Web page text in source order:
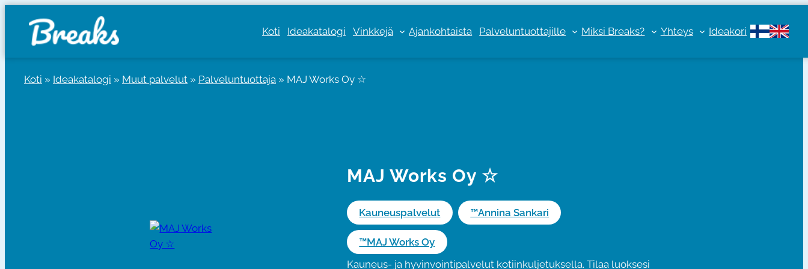
sisältöön
Koti Ideakatalogi Vinkkejä Ajankohtaista Palveluntuottajille Miksi Breaks? Yhteys Ideakori
Koti » Ideakatalogi » Muut palvelut » Palveluntuottaja » MAJ Works Oy ☆
MAJ Works Oy ☆
Kauneuspalvelut ™Annina Sankari
™MAJ Works Oy
Kauneus- ja hyvinvointipalvelut kotiinkuljetuksella. Tilaa luoksesi